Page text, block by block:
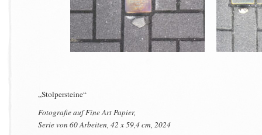
„Stolpersteine“
Fotografie auf Fine Art Papier,
Serie von 60 Arbeiten, 42 x 59,4 cm, 2024